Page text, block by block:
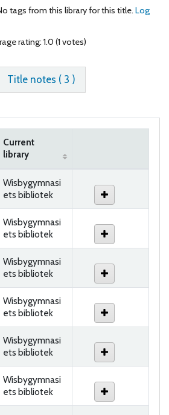
tags from this library for this title. Log
rating: 1.0 (1 votes)
Title notes ( 3 )
Current
library
Wisbygymnasi
ets bibliotek
Wisbygymnasi
ets bibliotek
Wisbygymnasi
ets bibliotek
Wisbygymnasi
ets bibliotek
Wisbygymnasi
ets bibliotek
Wisbygymnasi
ets bibliotek